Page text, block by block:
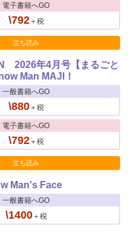
電子書籍へGO
\792＋税
立ち読み
2026年4月号【まるごと
Man MAJI！
一般書籍へGO
\880＋税
電子書籍へGO
\792＋税
立ち読み
Man's Face
一般書籍へGO
\1400＋税